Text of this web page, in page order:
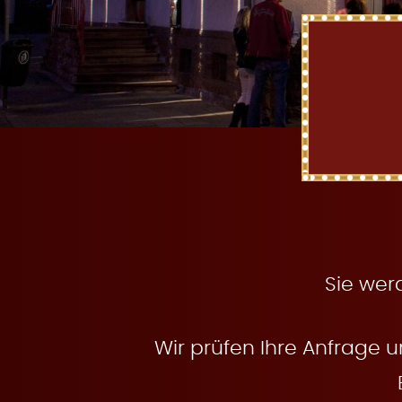
t
Sie
Wir prüfen Ihre Anfrage